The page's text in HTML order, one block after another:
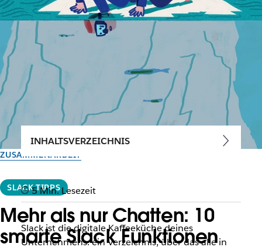
ZUSAMMENARBEIT
SLACK-TIPPS
Mehr als nur Chatten: 10
smarte Slack Funktionen
INHALTSVERZEICHNIS
5 Min. Lesezeit
Slack ist die digitale Kaffeeküche deines
Unternehmens: ein Verzeichnis, über das alle in